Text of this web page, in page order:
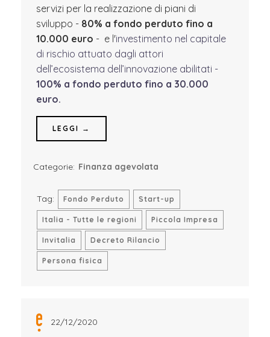
servizi per la realizzazione di piani di
sviluppo - 80% a fondo perduto fino a
10.000 euro - e l'investimento nel capitale
di rischio attuato dagli attori
dell’ecosistema dell’innovazione abilitati -
100% a fondo perduto fino a 30.000
euro.
LEGGI →
Categorie: Finanza agevolata
Tag: Fondo Perduto Start-up
Italia - Tutte le regioni Piccola Impresa
Invitalia Decreto Rilancio
Persona fisica
22/12/2020